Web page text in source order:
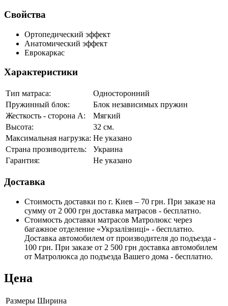
Свойства
Ортопедический эффект
Анатомический эффект
Еврокаркас
Характеристики
Тип матраса:
Односторонний
Пружинный блок:
Блок независимых пружин
Жесткость - сторона А:
Мягкий
Высота:
32 см.
Максимальная нагрузка: Не указано
Страна прозиводитель:
Украина
Гарантия:
Не указано
Доставка
Стоимость доставки по г. Киев – 70 грн. При заказе на
сумму от 2 000 грн доставка матрасов - бесплатно.
Стоимость доставки матрасов Матролюкс через
багажное отделение «Укрзалізниці» - бесплатно.
Доставка автомобилем от производителя до подъезда -
100 грн. При заказе от 2 500 грн доставка автомобилем
от Матролюкса до подъезда Вашего дома - бесплатно.
Цена
Размеры Ширина